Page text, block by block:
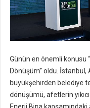
Günün en önemli konusu
Dönüşüm” oldu.
büyükşehirden belediye
dönüşümü, afetlerin